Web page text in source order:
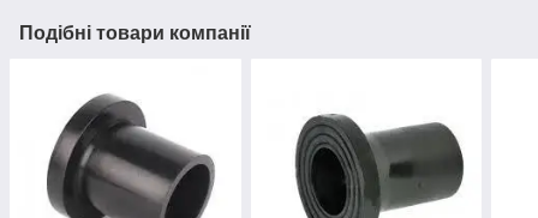
Подібні товари компанії